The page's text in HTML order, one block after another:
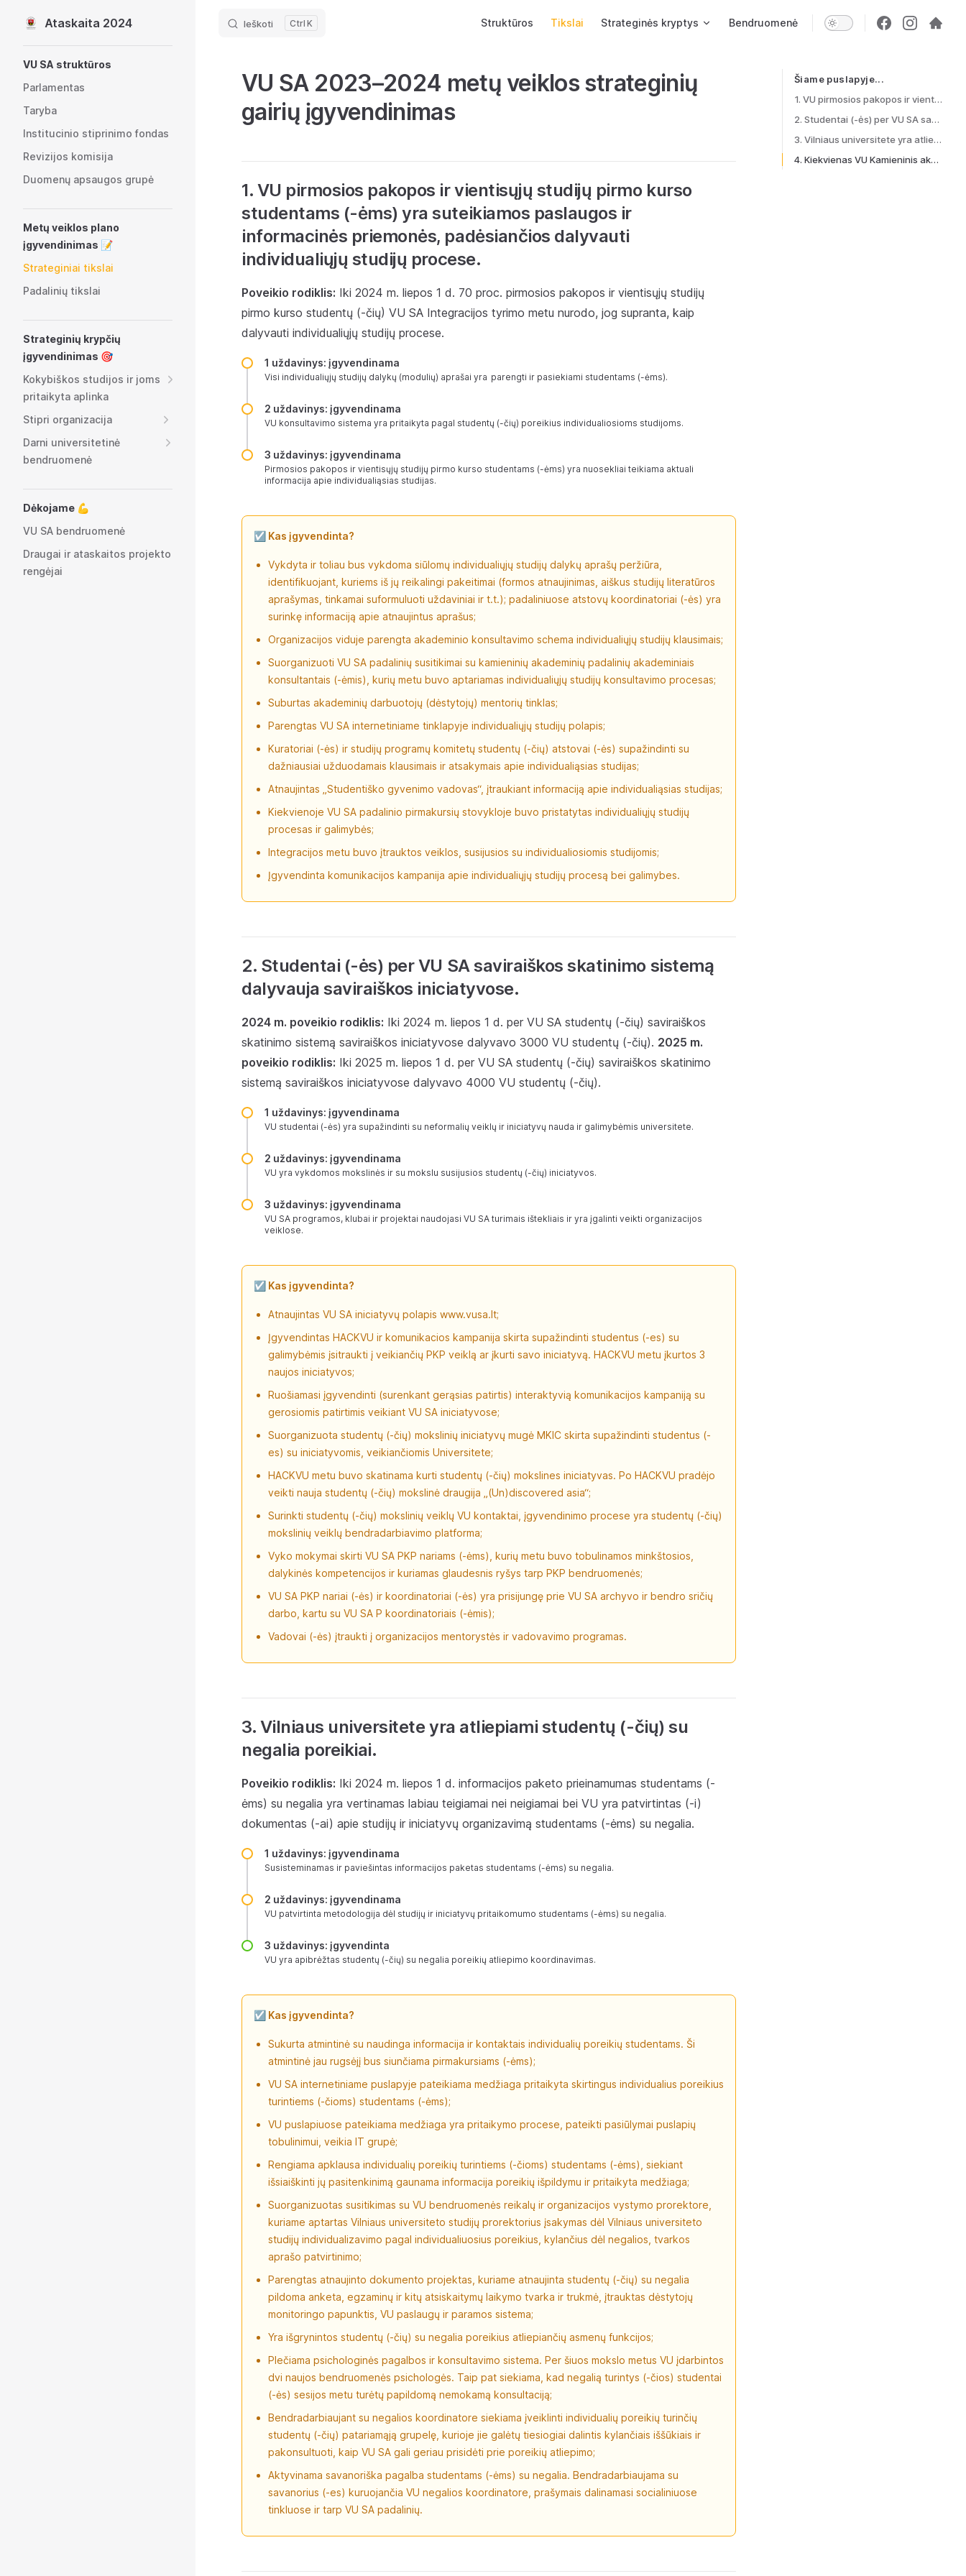
Skip to content
Ataskaita 2024 Ieškoti K Struktūros Tikslai Strateginės kryptys Bendruomenė
VU SA struktūros
Parlamentas
Taryba
Institucinio stiprinimo fondas
Revizijos komisija
Duomenų apsaugos grupė
Metų veiklos plano
įgyvendinimas 📝
Strateginiai tikslai
Padalinių tikslai
Strateginių krypčių
įgyvendinimas 🎯
Kokybiškos studijos ir joms
pritaikyta aplinka
Stipri organizacija
Darni universitetinė
bendruomenė
Dėkojame 💪
VU SA bendruomenė
Draugai ir ataskaitos projekto
rengėjai
Šiame puslapyje...
Table of Contents for current page
1. VU pirmosios pakopos ir vientisųjų studijų pirmo kurso studentams (-ėms) yra suteikiamos paslaugos ir informacinės priemonės, padėsiančios dalyvauti individualiųjų studijų procese.
2. Studentai (-ės) per VU SA saviraiškos skatinimo sistemą dalyvauja saviraiškos iniciatyvose.
3. Vilniaus universitete yra atliepiami studentų (-čių) su negalia poreikiai.
4. Kiekvienas VU Kamieninis akademinis padalinys atitinka tvarumo ir žalumo principus.
VU SA 2023–2024 metų veiklos strateginių
gairių įgyvendinimas
1. VU pirmosios pakopos ir vientisųjų studijų pirmo kurso
studentams (-ėms) yra suteikiamos paslaugos ir
informacinės priemonės, padėsiančios dalyvauti
individualiųjų studijų procese.
Poveikio rodiklis: Iki 2024 m. liepos 1 d. 70 proc. pirmosios pakopos ir vientisųjų studijų
pirmo kurso studentų (-čių) VU SA Integracijos tyrimo metu nurodo, jog supranta, kaip
dalyvauti individualiųjų studijų procese.
1 uždavinys: įgyvendinama
Visi individualiųjų studijų dalykų (modulių) aprašai yra parengti ir pasiekiami studentams (-ėms).
2 uždavinys: įgyvendinama
VU konsultavimo sistema yra pritaikyta pagal studentų (-čių) poreikius individualiosioms studijoms.
3 uždavinys: įgyvendinama
Pirmosios pakopos ir vientisųjų studijų pirmo kurso studentams (-ėms) yra nuosekliai teikiama aktuali
informacija apie individualiąsias studijas.
☑️ Kas įgyvendinta?
Vykdyta ir toliau bus vykdoma siūlomų individualiųjų studijų dalykų aprašų peržiūra,
identifikuojant, kuriems iš jų reikalingi pakeitimai (formos atnaujinimas, aiškus studijų literatūros
aprašymas, tinkamai suformuluoti uždaviniai ir t.t.); padaliniuose atstovų koordinatoriai (-ės) yra
surinkę informaciją apie atnaujintus aprašus;
Organizacijos viduje parengta akademinio konsultavimo schema individualiųjų studijų klausimais;
Suorganizuoti VU SA padalinių susitikimai su kamieninių akademinių padalinių akademiniais
konsultantais (-ėmis), kurių metu buvo aptariamas individualiųjų studijų konsultavimo procesas;
Suburtas akademinių darbuotojų (dėstytojų) mentorių tinklas;
Parengtas VU SA internetiniame tinklapyje individualiųjų studijų polapis;
Kuratoriai (-ės) ir studijų programų komitetų studentų (-čių) atstovai (-ės) supažindinti su
dažniausiai užduodamais klausimais ir atsakymais apie individualiąsias studijas;
Atnaujintas „Studentiško gyvenimo vadovas“, įtraukiant informaciją apie individualiąsias studijas;
Kiekvienoje VU SA padalinio pirmakursių stovykloje buvo pristatytas individualiųjų studijų
procesas ir galimybės;
Integracijos metu buvo įtrauktos veiklos, susijusios su individualiosiomis studijomis;
Įgyvendinta komunikacijos kampanija apie individualiųjų studijų procesą bei galimybes.
2. Studentai (-ės) per VU SA saviraiškos skatinimo sistemą
dalyvauja saviraiškos iniciatyvose.
2024 m. poveikio rodiklis: Iki 2024 m. liepos 1 d. per VU SA studentų (-čių) saviraiškos
skatinimo sistemą saviraiškos iniciatyvose dalyvavo 3000 VU studentų (-čių). 2025 m.
poveikio rodiklis: Iki 2025 m. liepos 1 d. per VU SA studentų (-čių) saviraiškos skatinimo
sistemą saviraiškos iniciatyvose dalyvavo 4000 VU studentų (-čių).
1 uždavinys: įgyvendinama
VU studentai (-ės) yra supažindinti su neformalių veiklų ir iniciatyvų nauda ir galimybėmis universitete.
2 uždavinys: įgyvendinama
VU yra vykdomos mokslinės ir su mokslu susijusios studentų (-čių) iniciatyvos.
3 uždavinys: įgyvendinama
VU SA programos, klubai ir projektai naudojasi VU SA turimais ištekliais ir yra įgalinti veikti organizacijos
veiklose.
☑️ Kas įgyvendinta?
Atnaujintas VU SA iniciatyvų polapis www.vusa.lt;
Įgyvendintas HACKVU ir komunikacios kampanija skirta supažindinti studentus (-es) su
galimybėmis įsitraukti į veikiančių PKP veiklą ar įkurti savo iniciatyvą. HACKVU metu įkurtos 3
naujos iniciatyvos;
Ruošiamasi įgyvendinti (surenkant gerąsias patirtis) interaktyvią komunikacijos kampaniją su
gerosiomis patirtimis veikiant VU SA iniciatyvose;
Suorganizuota studentų (-čių) mokslinių iniciatyvų mugė MKIC skirta supažindinti studentus (-
es) su iniciatyvomis, veikiančiomis Universitete;
HACKVU metu buvo skatinama kurti studentų (-čių) mokslines iniciatyvas. Po HACKVU pradėjo
veikti nauja studentų (-čių) mokslinė draugija „(Un)discovered asia“;
Surinkti studentų (-čių) mokslinių veiklų VU kontaktai, įgyvendinimo procese yra studentų (-čių)
mokslinių veiklų bendradarbiavimo platforma;
Vyko mokymai skirti VU SA PKP nariams (-ėms), kurių metu buvo tobulinamos minkštosios,
dalykinės kompetencijos ir kuriamas glaudesnis ryšys tarp PKP bendruomenės;
VU SA PKP nariai (-ės) ir koordinatoriai (-ės) yra prisijungę prie VU SA archyvo ir bendro sričių
darbo, kartu su VU SA P koordinatoriais (-ėmis);
Vadovai (-ės) įtraukti į organizacijos mentorystės ir vadovavimo programas.
3. Vilniaus universitete yra atliepiami studentų (-čių) su
negalia poreikiai.
Poveikio rodiklis: Iki 2024 m. liepos 1 d. informacijos paketo prieinamumas studentams (-
ėms) su negalia yra vertinamas labiau teigiamai nei neigiamai bei VU yra patvirtintas (-i)
dokumentas (-ai) apie studijų ir iniciatyvų organizavimą studentams (-ėms) su negalia.
1 uždavinys: įgyvendinama
Susisteminamas ir paviešintas informacijos paketas studentams (-ėms) su negalia.
2 uždavinys: įgyvendinama
VU patvirtinta metodologija dėl studijų ir iniciatyvų pritaikomumo studentams (-ėms) su negalia.
3 uždavinys: įgyvendinta
VU yra apibrėžtas studentų (-čių) su negalia poreikių atliepimo koordinavimas.
☑️ Kas įgyvendinta?
Sukurta atmintinė su naudinga informacija ir kontaktais individualių poreikių studentams. Ši
atmintinė jau rugsėjį bus siunčiama pirmakursiams (-ėms);
VU SA internetiniame puslapyje pateikiama medžiaga pritaikyta skirtingus individualius poreikius
turintiems (-čioms) studentams (-ėms);
VU puslapiuose pateikiama medžiaga yra pritaikymo procese, pateikti pasiūlymai puslapių
tobulinimui, veikia IT grupė;
Rengiama apklausa individualių poreikių turintiems (-čioms) studentams (-ėms), siekiant
išsiaiškinti jų pasitenkinimą gaunama informacija poreikių išpildymu ir pritaikyta medžiaga;
Suorganizuotas susitikimas su VU bendruomenės reikalų ir organizacijos vystymo prorektore,
kuriame aptartas Vilniaus universiteto studijų prorektorius įsakymas dėl Vilniaus universiteto
studijų individualizavimo pagal individualiuosius poreikius, kylančius dėl negalios, tvarkos
aprašo patvirtinimo;
Parengtas atnaujinto dokumento projektas, kuriame atnaujinta studentų (-čių) su negalia
pildoma anketa, egzaminų ir kitų atsiskaitymų laikymo tvarka ir trukmė, įtrauktas dėstytojų
monitoringo papunktis, VU paslaugų ir paramos sistema;
Yra išgrynintos studentų (-čių) su negalia poreikius atliepiančių asmenų funkcijos;
Plečiama psichologinės pagalbos ir konsultavimo sistema. Per šiuos mokslo metus VU įdarbintos
dvi naujos bendruomenės psichologės. Taip pat siekiama, kad negalią turintys (-čios) studentai
(-ės) sesijos metu turėtų papildomą nemokamą konsultaciją;
Bendradarbiaujant su negalios koordinatore siekiama įveiklinti individualių poreikių turinčių
studentų (-čių) patariamąją grupelę, kurioje jie galėtų tiesiogiai dalintis kylančiais iššūkiais ir
pakonsultuoti, kaip VU SA gali geriau prisidėti prie poreikių atliepimo;
Aktyvinama savanoriška pagalba studentams (-ėms) su negalia. Bendradarbiaujama su
savanorius (-es) kuruojančia VU negalios koordinatore, prašymais dalinamasi socialiniuose
tinkluose ir tarp VU SA padalinių.